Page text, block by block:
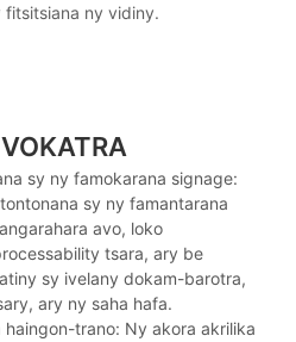
fitsitsiana ny vidiny.
sy ny famokarana signage:
sy ny famantarana
avo, loko
tsara, ary be
sy ivelany dokam-barotra,
ary ny saha hafa.
trano: Ny akora akrilika